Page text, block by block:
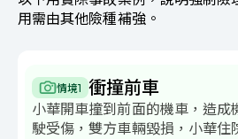
用需由其他險種補強。
情境1 衝撞前車
小華開車撞到前面的機車，造成
駛受傷，雙方車輛毀損，小華住